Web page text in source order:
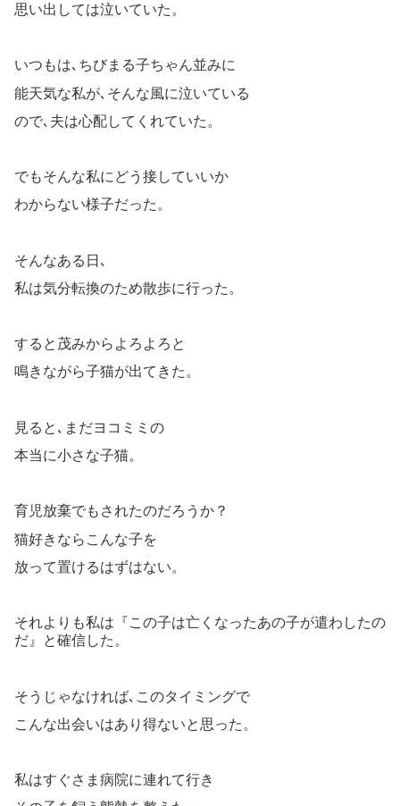
思い出しては泣いていた。
いつもは､ちびまる子ちゃん並みに
能天気な私が､そんな風に泣いている
ので､夫は心配してくれていた。
でもそんな私にどう接していいか
わからない様子だった。
そんなある日､
私は気分転換のため散歩に行った。
すると茂みからよろよろと
鳴きながら子猫が出てきた。
見ると､まだヨコミミの
本当に小さな子猫。
育児放棄でもされたのだろうか？
猫好きならこんな子を
放って置けるはずはない。
それよりも私は『この子は亡くなったあの子が遣わしたの
だ』と確信した。
そうじゃなければ､このタイミングで
こんな出会いはあり得ないと思った。
私はすぐさま病院に連れて行き